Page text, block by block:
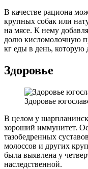
В качестве рациона
крупных собак или
на мясе. К нему
долю кисломолочную
кг еды в день, которую
Здоровье
Здоровье
В целом у
хороший иммунитет.
тазобедренных
молоссов и других
была выявлена у
наследственной.